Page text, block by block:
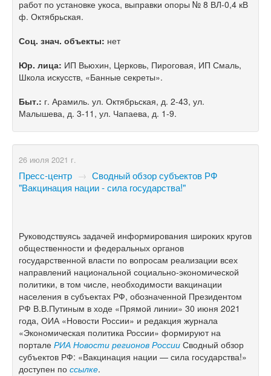
работ по установке укоса, выправки опоры № 8 ВЛ-0,4 кВ
ф. Октябрьская.
Соц. знач. объекты: нет
Юр. лица: ИП Вьюхин, Церковь, Пироговая, ИП Смаль,
Школа искусств, «Банные секреты».
Быт.: г. Арамиль. ул. Октябрьская, д. 2-43, ул.
Малышева, д. 3-11, ул. Чапаева, д. 1-9.
26 июля 2021 г.
Пресс-центр → Сводный обзор субъектов РФ
"Вакцинация нации - сила государства!"
Руководствуясь задачей информирования широких кругов
общественности и федеральных органов
государственной власти по вопросам реализации всех
направлений национальной социально-экономической
политики, в том числе, необходимости вакцинации
населения в субъектах РФ, обозначенной Президентом
РФ В.В.Путиным в ходе «Прямой линии» 30 июня 2021
года, ОИА «Новости России» и редакция журнала
«Экономическая политика России» формируют на
портале РИА Новости регионов России Сводный обзор
субъектов РФ: «Вакцинация нации — сила государства!»
доступен по ссылке.